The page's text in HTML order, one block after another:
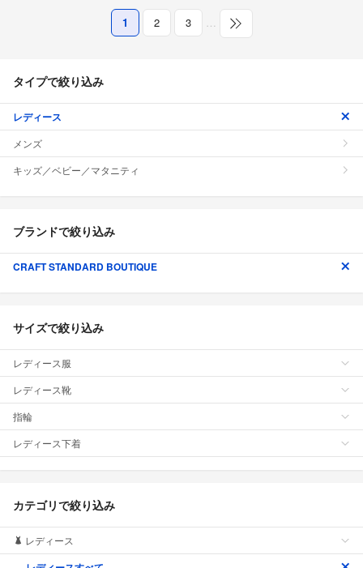
1 2 3 …
タイプで絞り込み
レディース
メンズ
キッズ／ベビー／マタニティ
ブランドで絞り込み
CRAFT STANDARD BOUTIQUE
サイズで絞り込み
レディース服
レディース靴
指輪
レディース下着
カテゴリで絞り込み
レディース